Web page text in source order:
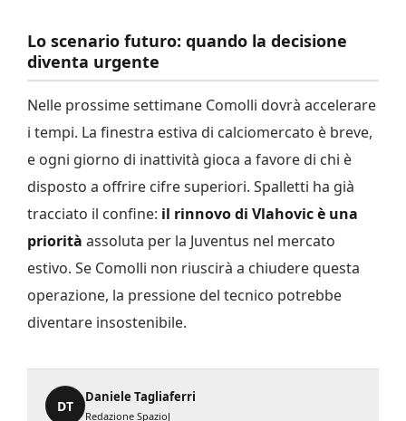
Lo scenario futuro: quando la decisione
diventa urgente
Nelle prossime settimane Comolli dovrà accelerare
i tempi. La finestra estiva di calciomercato è breve,
e ogni giorno di inattività gioca a favore di chi è
disposto a offrire cifre superiori. Spalletti ha già
tracciato il confine: il rinnovo di Vlahovic è una
priorità assoluta per la Juventus nel mercato
estivo. Se Comolli non riuscirà a chiudere questa
operazione, la pressione del tecnico potrebbe
diventare insostenibile.
DT
Daniele Tagliaferri
Redazione SpazioJ